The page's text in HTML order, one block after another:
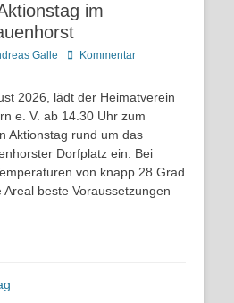
im
Galle
Kommentar
2026, lädt der Heimatverein
e. V. ab 14.30 Uhr zum
Aktionstag rund um das
Dorfplatz ein. Bei
von knapp 28 Grad
beste Voraussetzungen